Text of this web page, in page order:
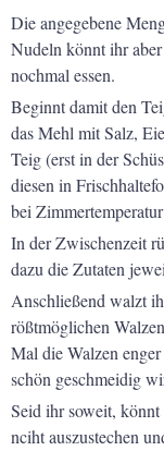
Die angegebene
Nudeln könnt ihr
nochmal essen.
Beginnt damit den
das Mehl mit Salz,
Teig (erst in der
diesen in
bei
In der Zwischenzeit
dazu die Zutaten
Anschließend walzt
rößtmöglichen
Mal die Walzen
schön geschmeidig
Seid ihr soweit,
nciht auszustechen